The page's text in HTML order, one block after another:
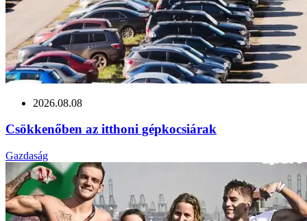
2026.08.08
Csökkenőben az itthoni gépkocsiárak
Gazdaság